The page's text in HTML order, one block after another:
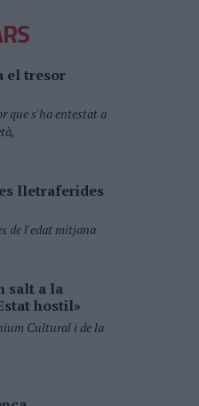
el tresor
que s'ha entestat a
lletraferides
de l'edat mitjana
salt a la
hostil»
Cultural i de la